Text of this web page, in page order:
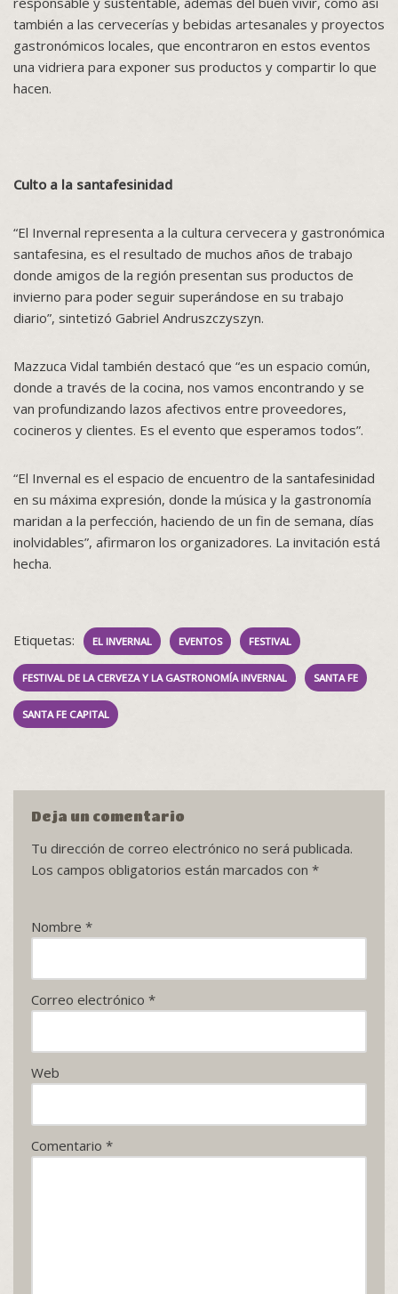
también a las cervecerías y bebidas artesanales y proyectos
gastronómicos locales, que encontraron en estos eventos
una vidriera para exponer sus productos y compartir lo que
hacen.
Culto a la santafesinidad
“El Invernal representa a la cultura cervecera y gastronómica
santafesina, es el resultado de muchos años de trabajo
donde amigos de la región presentan sus productos de
invierno para poder seguir superándose en su trabajo
diario”, sintetizó Gabriel Andruszczyszyn.
Mazzuca Vidal también destacó que “es un espacio común,
donde a través de la cocina, nos vamos encontrando y se
van profundizando lazos afectivos entre proveedores,
cocineros y clientes. Es el evento que esperamos todos”.
“El Invernal es el espacio de encuentro de la santafesinidad
en su máxima expresión, donde la música y la gastronomía
maridan a la perfección, haciendo de un fin de semana, días
inolvidables”, afirmaron los organizadores. La invitación está
hecha.
Etiquetas: EL INVERNAL EVENTOS FESTIVAL
FESTIVAL DE LA CERVEZA Y LA GASTRONOMÍA INVERNAL SANTA FE
SANTA FE CAPITAL
Deja un comentario
Tu dirección de correo electrónico no será publicada.
Los campos obligatorios están marcados con *
Nombre *
Correo electrónico *
Web
Comentario *